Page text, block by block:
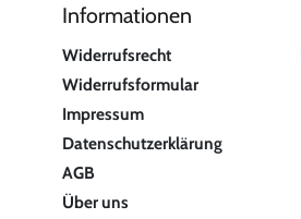
Informationen
Widerrufsrecht
Widerrufsformular
Impressum
Datenschutzerklärung
AGB
Über uns